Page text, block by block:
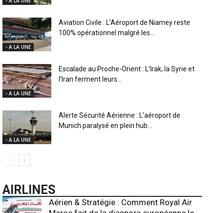
- A LA UNE
Aviation Civile : L’Aéroport de Niamey reste
100% opérationnel malgré les...
- A LA UNE
Escalade au Proche-Orient : L’Irak, la Syrie et
l’Iran ferment leurs...
- A LA UNE
Alerte Sécurité Aérienne : L’aéroport de
Munich paralysé en plein hub...
AIRLINES
Aérien & Stratégie : Comment Royal Air